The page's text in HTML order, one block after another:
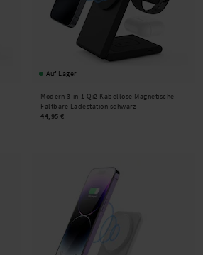
Auf Lager
Modern 3-in-1 Qi2 Kabellose Magnetische
Faltbare Ladestation schwarz
44,95 €